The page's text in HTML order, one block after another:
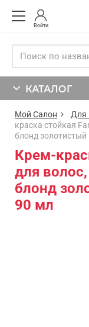
Войти
КАТАЛОГ
Мой Салон Для
краска стойкая
блонд
Крем-
для
блонд
90 мл